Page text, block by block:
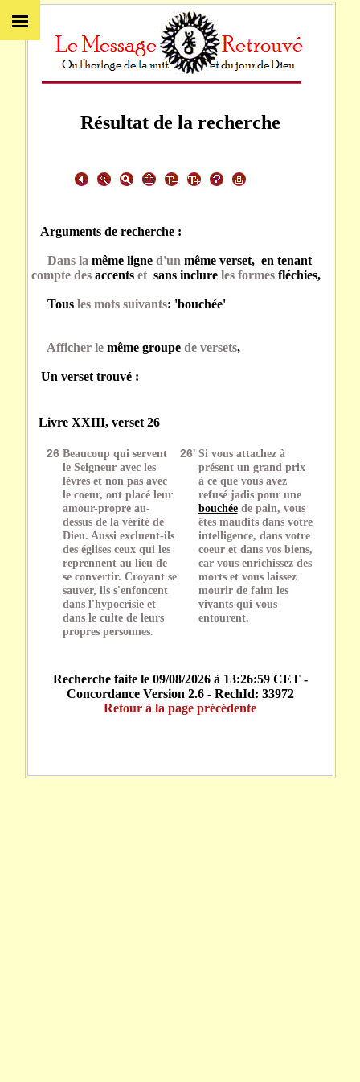
Résultat de la recherche
Arguments de recherche :
Dans la même ligne d'un même verset, en tenant
compte des accents et sans inclureles formes fléchies,
Tous les mots suivants: 'bouchée'
Afficher le même groupede versets,
Un verset trouvé :
Livre XXIII, verset 26
26 Beaucoup qui servent
le Seigneur avec les
lèvres et non pas avec
le coeur, ont placé leur
amour-propre au-
dessus de la vérité de
Dieu. Aussi excluent-ils
des églises ceux qui les
reprennent au lieu de
se convertir. Croyant se
sauver, ils s'enfoncent
dans l'hypocrisie et
dans le culte de leurs
propres personnes.
26' Si vous attachez à
présent un grand prix
à ce que vous avez
refusé jadis pour une
bouchéede pain, vous
êtes maudits dans votre
intelligence, dans votre
coeur et dans vos biens,
car vous enrichissez des
morts et vous laissez
mourir de faim les
vivants qui vous
entourent.
Recherche faite le 09/08/2026 à 13:26:59 CET -
Concordance Version 2.6 - RechId: 33972
Retour à la page précédente